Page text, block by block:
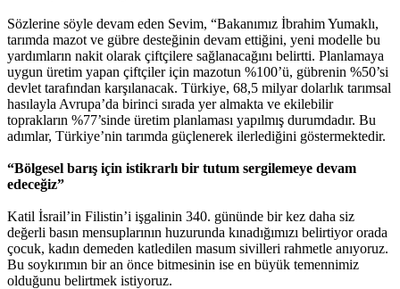
Sözlerine söyle devam eden Sevim, “Bakanımız İbrahim Yumaklı,
tarımda mazot ve gübre desteğinin devam ettiğini, yeni modelle bu
yardımların nakit olarak çiftçilere sağlanacağını belirtti. Planlamaya
uygun üretim yapan çiftçiler için mazotun %100’ü, gübrenin %50’si
devlet tarafından karşılanacak. Türkiye, 68,5 milyar dolarlık tarımsal
hasılayla Avrupa’da birinci sırada yer almakta ve ekilebilir
toprakların %77’sinde üretim planlaması yapılmış durumdadır. Bu
adımlar, Türkiye’nin tarımda güçlenerek ilerlediğini göstermektedir.
“Bölgesel barış için istikrarlı bir tutum sergilemeye devam
edeceğiz”
Katil İsrail’in Filistin’i işgalinin 340. gününde bir kez daha siz
değerli basın mensuplarının huzurunda kınadığımızı belirtiyor orada
çocuk, kadın demeden katledilen masum sivilleri rahmetle anıyoruz.
Bu soykırımın bir an önce bitmesinin ise en büyük temennimiz
olduğunu belirtmek istiyoruz.